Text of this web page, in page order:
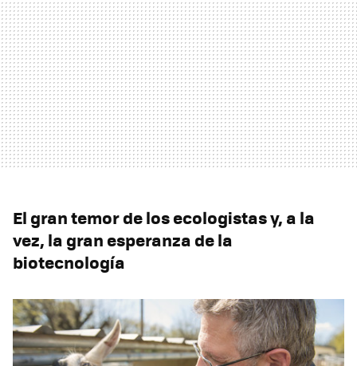
El gran temor de los ecologistas y, a la
vez, la gran esperanza de la
biotecnología